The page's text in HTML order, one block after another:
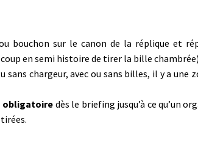
bouchon sur le canon de la réplique et
en semi histoire de tirer la bille
sans chargeur, avec ou sans billes, il y a une
obligatoire dès le briefing jusqu’à ce qu’un